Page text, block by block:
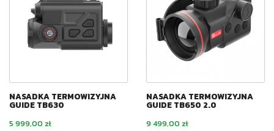
NASADKA TERMOWIZYJNA
GUIDE TB630
Cena
5 999,00 zł
NASADKA TERMOWIZYJNA
GUIDE TB650 2.0
Cena
9 499,00 zł